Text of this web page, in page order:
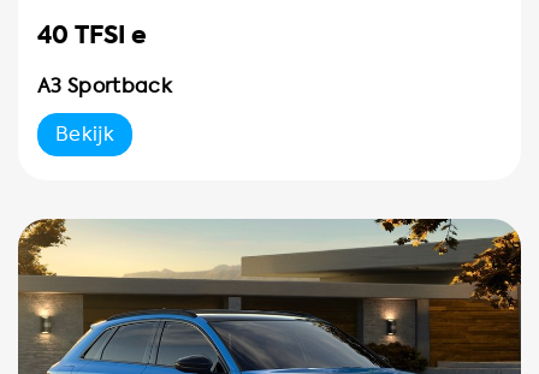
40 TFSI e
A3 Sportback
Bekijk